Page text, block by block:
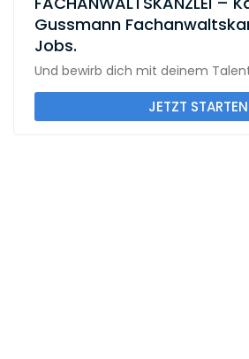
Gussmann
Jobs.
Und bewirb dich mit deinem
JETZT STARTEN